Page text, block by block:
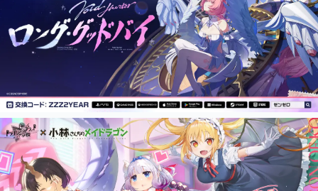
ピックアップ
電ファミのいま読まれている記事ランキング